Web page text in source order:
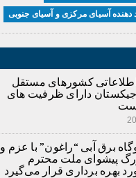
کشورهای مستقل
دارای ظرفیت های
برق آبی “راغون” با عزم و
پیشوای ملت محترم
بهره برداری قرار می‌گیرد